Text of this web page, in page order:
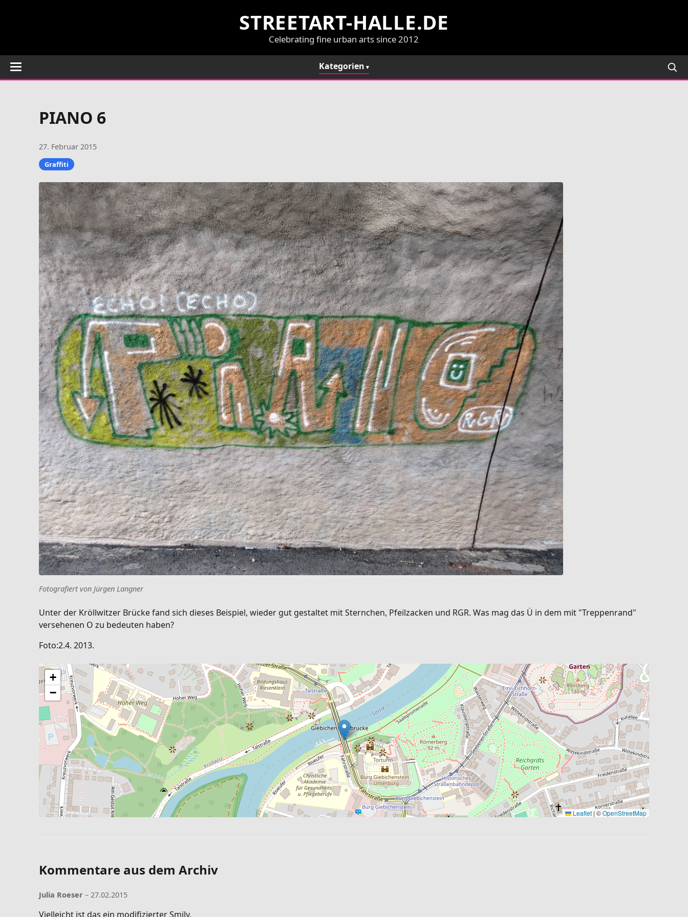
STREETART-HALLE.DE
Celebrating fine urban arts since 2012
Kategorien
PIANO 6
27. Februar 2015
Graffiti
Fotografiert von Jürgen Langner
Unter der Kröllwitzer Brücke fand sich dieses Beispiel, wieder gut gestaltet mit Sternchen, Pfeilzacken und RGR. Was mag das Ü in dem mit "Treppenrand"
versehenen O zu bedeuten haben?
Foto:2.4. 2013.
+
−
Leaflet | ©OpenStreetMap
Kommentare aus dem Archiv
Julia Roeser – 27.02.2015
Vielleicht ist das ein modifizierter Smily.